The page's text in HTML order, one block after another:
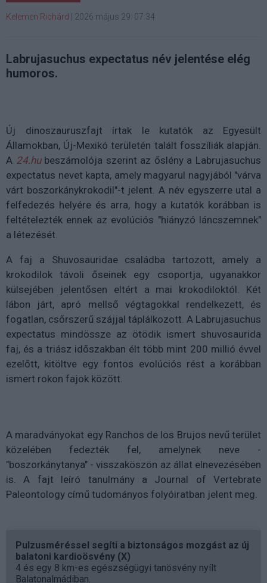
Kelemen Richárd 2026 május 29. 07:34
Labrujasuchus expectatus név jelentése elég
humoros.
Új dinoszauruszfajt írtak le kutatók az Egyesült
Államokban, Új-Mexikó területén talált fosszíliák alapján.
A 24.hubeszámolója szerint az őslény a Labrujasuchus
expectatus nevet kapta, amely magyarul nagyjából "várva
várt boszorkánykrokodil"-t jelent. A név egyszerre utal a
felfedezés helyére és arra, hogy a kutatók korábban is
feltételezték ennek az evolúciós "hiányzó láncszemnek"
a létezését.
A faj a Shuvosauridae családba tartozott, amely a
krokodilok távoli őseinek egy csoportja, ugyanakkor
külsejében jelentősen eltért a mai krokodiloktól. Két
lábon járt, apró mellső végtagokkal rendelkezett, és
fogatlan, csőrszerű szájjal táplálkozott. A Labrujasuchus
expectatus mindössze az ötödik ismert shuvosaurida
faj, és a triász időszakban élt több mint 200 millió évvel
ezelőtt, kitöltve egy fontos evolúciós rést a korábban
ismert rokon fajok között.
A maradványokat egy Ranchos de los Brujos nevű terület
közelében fedezték fel, amelynek neve -
"boszorkánytanya" - visszaköszön az állat elnevezésében
is. A fajt leíró tanulmány a Journal of Vertebrate
Paleontology című tudományos folyóiratban jelent meg.
Pulzusméréssel segíti a biztonságos mozgást az új
balatoni kardioösvény (X)
4 és egy 8 km-es egészségügyi tanösvény nyílt
Balatonalmádiban.